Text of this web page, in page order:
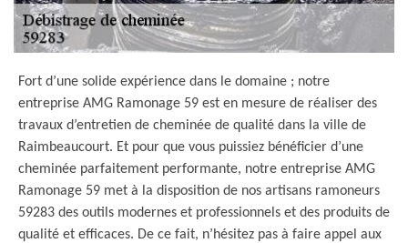
Fort d’une solide expérience dans le domaine ; notre
entreprise AMG Ramonage 59 est en mesure de réaliser des
travaux d’entretien de cheminée de qualité dans la ville de
Raimbeaucourt. Et pour que vous puissiez bénéficier d’une
cheminée parfaitement performante, notre entreprise AMG
Ramonage 59 met à la disposition de nos artisans ramoneurs
59283 des outils modernes et professionnels et des produits de
qualité et efficaces. De ce fait, n’hésitez pas à faire appel aux